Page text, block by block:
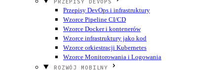
PRZEPISY DEVOPS
Przepisy DevOps i infrastruktury
Wzorce Pipeline CI/CD
Wzorce Docker i kontenerów
Wzorce infrastruktury jako kod
Wzorce orkiestracji Kubernetes
Wzorce Monitorowania i Logowania
ROZWÓJ MOBILNY